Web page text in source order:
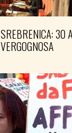
SREBRENICA: 30
VERGOGNOSA